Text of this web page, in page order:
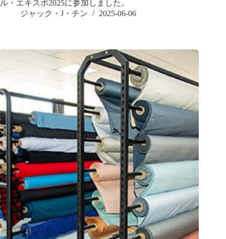
ル・エキスポ2025に参加しました。
ジャック・J・チン
2025-06-06